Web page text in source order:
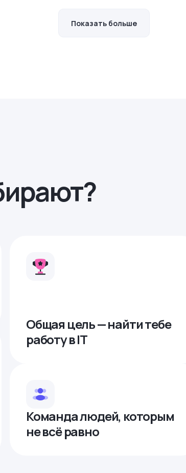
Показать больше
Общая цель — найти тебе
работу в IТ
Команда людей, которым
не всё равно